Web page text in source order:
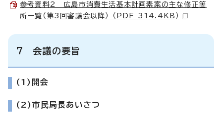
参考資料2 広島市消費生活基本計画素案の主な修正箇
所一覧（第3回審議会以降） （PDF 314.4KB）
7 会議の要旨
(1)開会
(2)市民局長あいさつ